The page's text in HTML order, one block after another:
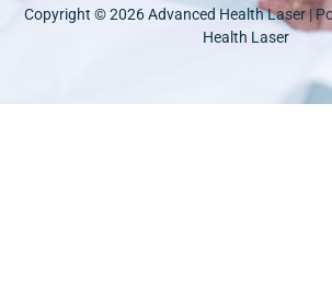
Copyright © 2026 Advanced Health Laser |
Health Laser